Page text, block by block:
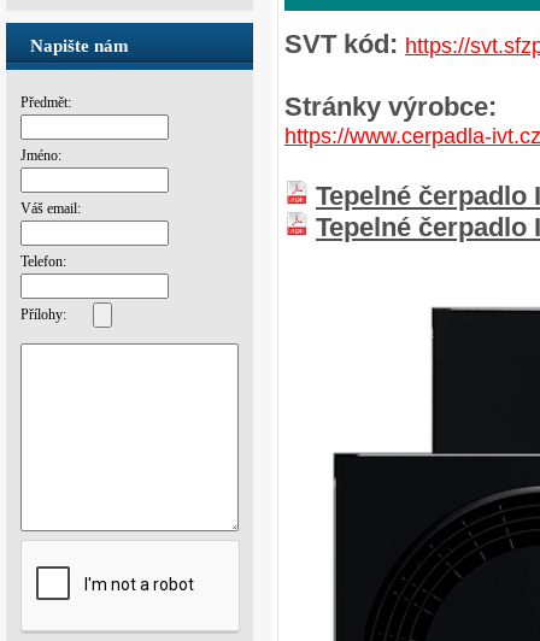
Napište nám
Předmět:
Jméno:
Váš email:
Telefon:
Přílohy:
SVT kód: https://
Stránky výrobce:
https://www.cerpadla-
Tepelné čerpadlo
Tepelné čerpadlo